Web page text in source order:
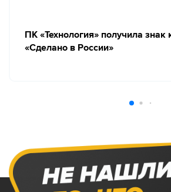
ПК «Технология» получила знак
«Сделано в России»